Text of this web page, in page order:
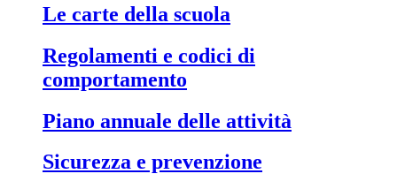
Le carte della scuola
Regolamenti e codici di
comportamento
Piano annuale delle attività
Sicurezza e prevenzione